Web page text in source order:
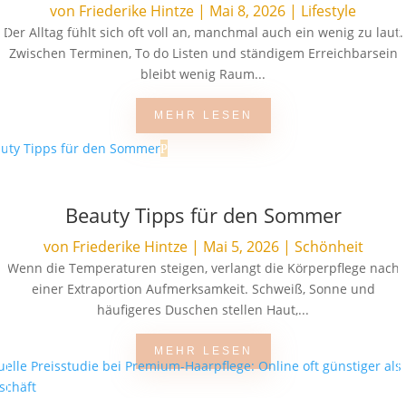
von Friederike Hintze | Mai 8, 2026 | Lifestyle
Der Alltag fühlt sich oft voll an, manchmal auch ein wenig zu laut.
Zwischen Terminen, To do Listen und ständigem Erreichbarsein
bleibt wenig Raum...
MEHR LESEN
Beauty Tipps für den Sommer
von Friederike Hintze| Mai 5, 2026| Schönheit
Wenn die Temperaturen steigen, verlangt die Körperpflege nach
einer Extraportion Aufmerksamkeit. Schweiß, Sonne und
häufigeres Duschen stellen Haut,...
MEHR LESEN